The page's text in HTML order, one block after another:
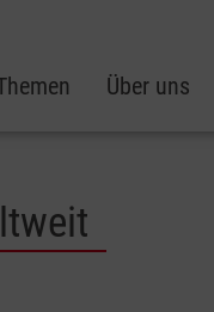
Über uns